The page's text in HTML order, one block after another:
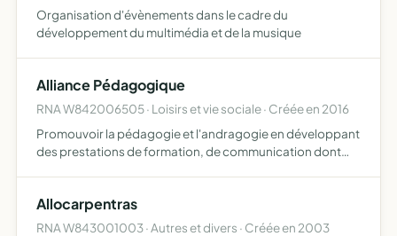
Organisation d'évènements dans le cadre du
développement du multimédia et de la musique
Alliance Pédagogique
RNA W842006505 · Loisirs et vie sociale · Créée en 2016
Promouvoir la pédagogie et l'andragogie en développant
des prestations de formation, de communication dont
accompagnemen…
Allocarpentras
RNA W843001003 · Autres et divers · Créée en 2003